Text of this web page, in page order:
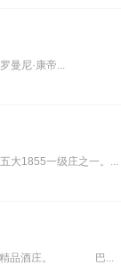
曼尼·康帝...
大1855一级庄之一。...
营式精品酒庄。 巴...